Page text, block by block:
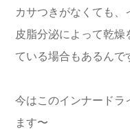
カサつきがなくても
皮脂分泌によって乾
ている場合もあるんで
今はこのインナードラ
ます〜